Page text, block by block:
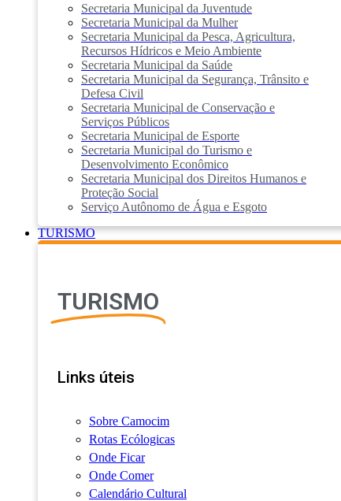
Secretaria Municipal da Juventude
Secretaria Municipal da Mulher
Secretaria Municipal da Pesca, Agricultura,
Recursos Hídricos e Meio Ambiente
Secretaria Municipal da Saúde
Secretaria Municipal da Segurança, Trânsito e
Defesa Civil
Secretaria Municipal de Conservação e
Serviços Públicos
Secretaria Municipal de Esporte
Secretaria Municipal do Turismo e
Desenvolvimento Econômico
Secretaria Municipal dos Direitos Humanos e
Proteção Social
Serviço Autônomo de Água e Esgoto
TURISMO
TURISMO
Links úteis
Sobre Camocim
Rotas Ecólogicas
Onde Ficar
Onde Comer
Calendário Cultural